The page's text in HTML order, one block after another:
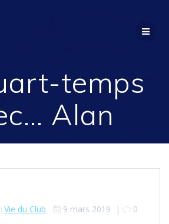
temps
Alan
Vie du Club 9 mars 2019 | 0